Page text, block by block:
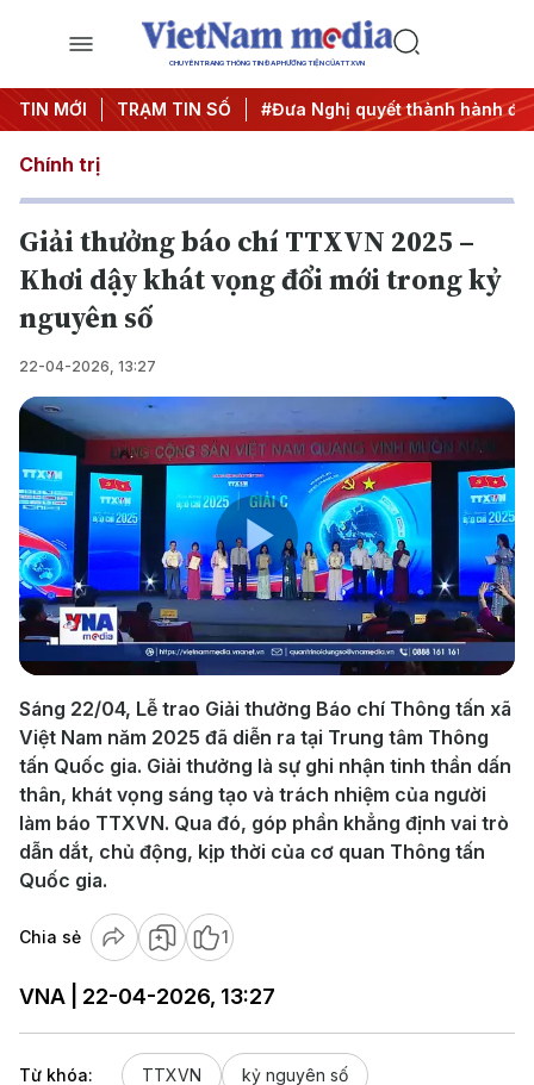
CHUYÊN TRANG THÔNG TIN ĐA PHƯƠNG TIỆN CỦA TTXVN
TIN MỚI TRẠM TIN SỐ
3 #APEC 2027 #Đưa Nghị quyết thành hành động
Chính trị
Giải thưởng báo chí TTXVN 2025 –
Khơi dậy khát vọng đổi mới trong kỷ
nguyên số
22-04-2026, 13:27
Play
Video
Sáng 22/04, Lễ trao Giải thưởng Báo chí Thông tấn xã
Việt Nam năm 2025 đã diễn ra tại Trung tâm Thông
tấn Quốc gia. Giải thưởng là sự ghi nhận tinh thần dấn
thân, khát vọng sáng tạo và trách nhiệm của người
làm báo TTXVN. Qua đó, góp phần khẳng định vai trò
dẫn dắt, chủ động, kịp thời của cơ quan Thông tấn
Quốc gia.
Chia sẻ 1
VNA | 22-04-2026, 13:27
Từ khóa: TTXVN kỷ nguyên số